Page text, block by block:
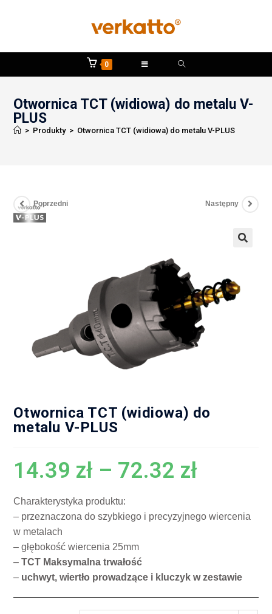
0
Otwornica TCT (widiowa) do metalu V-
PLUS
> Produkty > Otwornica TCT (widiowa) do metalu V-PLUS
Poprzedni Następny
Otwornica TCT (widiowa) do
metalu V-PLUS
14.39 zł – 72.32 zł
Charakterystyka produktu:
– przeznaczona do szybkiego i precyzyjnego wiercenia
w metalach
– głębokość wiercenia 25mm
–TCT Maksymalna trwałość
– uchwyt, wiertło prowadzące i kluczyk w zestawie